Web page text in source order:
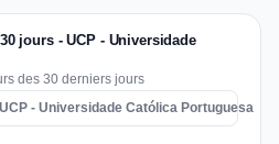
jours - UCP - Universidade
des 30 derniers jours
- Universidade Católica Portuguesa